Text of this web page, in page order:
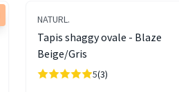
NATURL.
Tapis shaggy ovale - Blaze
Beige/Gris
5(3)